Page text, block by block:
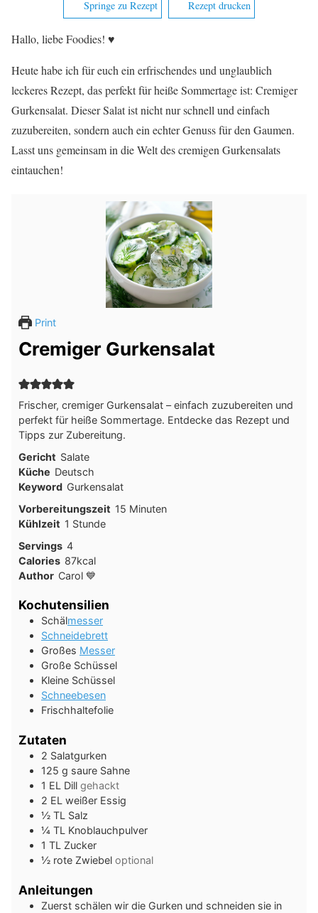
Springe zu Rezept Rezept drucken
Hallo, liebe Foodies! ♥︎
Heute habe ich für euch ein erfrischendes und unglaublich
leckeres Rezept, das perfekt für heiße Sommertage ist: Cremiger
Gurkensalat. Dieser Salat ist nicht nur schnell und einfach
zuzubereiten, sondern auch ein echter Genuss für den Gaumen.
Lasst uns gemeinsam in die Welt des cremigen Gurkensalats
eintauchen!
Print
Cremiger Gurkensalat
Frischer, cremiger Gurkensalat – einfach zuzubereiten und
perfekt für heiße Sommertage. Entdecke das Rezept und
Tipps zur Zubereitung.
Gericht Salate
Küche Deutsch
Keyword Gurkensalat
Vorbereitungszeit 15Minuten
Minuten
Kühlzeit 1 Stunde
Stunde
Servings 4
Calories 87kcal
Author Carol 💙
Kochutensilien
Schälmesser
Schneidebrett
Großes Messer
Große Schüssel
Kleine Schüssel
Schneebesen
Frischhaltefolie
Zutaten
2 Salatgurken
125 g saure Sahne
1 EL Dill gehackt
2 EL weißer Essig
½ TL Salz
¼ TL Knoblauchpulver
1 TL Zucker
½ rote Zwiebel optional
Anleitungen
Zuerst schälen wir die Gurken und schneiden sie in